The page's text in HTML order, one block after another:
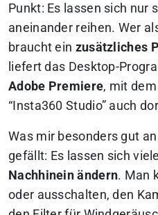
Punkt: Es lassen sich nur
aneinander reihen. Wer
braucht ein zusätzliches
liefert das Desktop-
Adobe Premiere, mit
“Insta360 Studio” auch
Was mir besonders gut
gefällt: Es lassen sich viele
Nachhinein ändern. Man
oder ausschalten, den